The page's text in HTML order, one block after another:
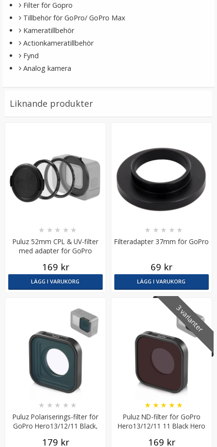
★ ★ ★ ★
199 kr
LÄGG I VARUKORG
JJC Tumgrepp för Fujifilm X-Pro3 X-Pro2 X-Pro1
★
Filter för Gopro
Tillbehör för GoPro/ GoPro Max
Kameratillbehör
Actionkameratillbehör
Fynd
Analog kamera
Liknande produkter
Puluz 52mm CPL & UV-filter
med adapter för GoPro
★ ★ ★ ★ ★
169 kr
LÄGG I VARUKORG
Filteradapter 37mm för GoPro
★ ★ ★ ★ ★
69 kr
LÄGG I VARUKORG
Puluz Polariserings-filter för
GoPro Hero13/12/11 Black,
★ ★ ★ ★ ★
179 kr
3 varianter
Puluz ND-filter för GoPro
Hero13/12/11 11 Black Hero
★ ★ ★ ★ ★
169 kr